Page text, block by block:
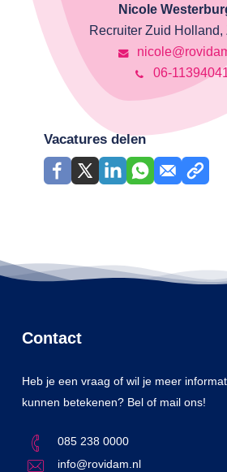
Nicole
Recruiter Zuid Holland,
06-
Vacatures delen
Contact
Heb je een vraag of wil je meer
kunnen betekenen? Bel of mail ons!
085 238 0000
info@rovidam.nl